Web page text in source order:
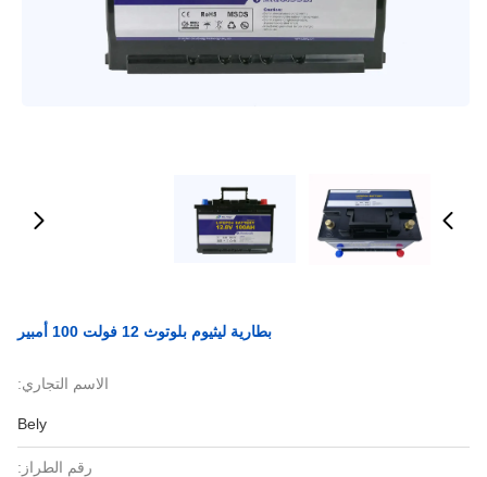
بطارية ليثيوم بلوتوث 12 فولت 100 أمبير
الاسم التجاري:
Bely
رقم الطراز: